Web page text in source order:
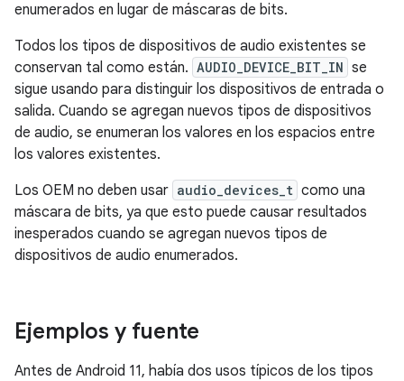
enumerados en lugar de máscaras de bits.
Todos los tipos de dispositivos de audio existentes se
conservan tal como están. AUDIO_DEVICE_BIT_IN se
sigue usando para distinguir los dispositivos de entrada o
salida. Cuando se agregan nuevos tipos de dispositivos
de audio, se enumeran los valores en los espacios entre
los valores existentes.
Los OEM no deben usar audio_devices_t como una
máscara de bits, ya que esto puede causar resultados
inesperados cuando se agregan nuevos tipos de
dispositivos de audio enumerados.
Ejemplos y fuente
Antes de Android 11, había dos usos típicos de los tipos